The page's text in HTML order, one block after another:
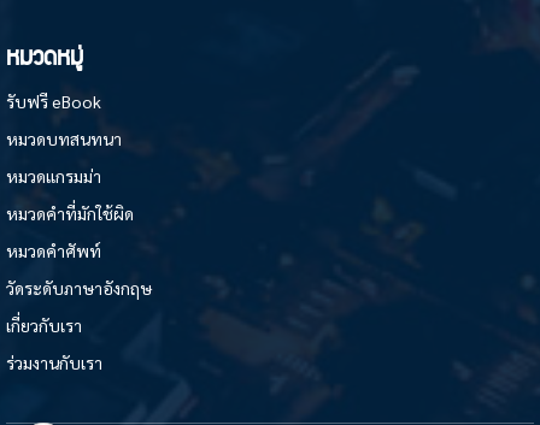
หมวดหมู่
รับฟรี eBook
หมวดบทสนทนา
หมวดแกรมม่า
หมวดคำที่มักใช้ผิด
หมวดคำศัพท์
วัดระดับภาษาอังกฤษ
เกี่ยวกับเรา
ร่วมงานกับเรา